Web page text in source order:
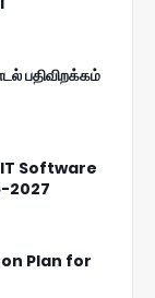
பதிவிறக்கம்
Software
2027
Plan for